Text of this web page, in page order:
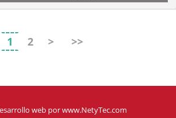
1 2 > >>
web porwww.NetyTec.com